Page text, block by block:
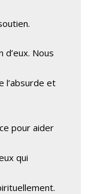
d’eux. Nous
l’absurde et
pour aider
qui